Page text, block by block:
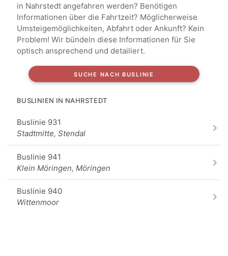
in Nahrstedt angefahren werden? Benötigen
Informationen über die Fahrtzeit? Möglicherweise
Umsteigemöglichkeiten, Abfahrt oder Ankunft? Kein
Problem! Wir bündeln diese Informationen für Sie
optisch ansprechend und detailiert.
SUCHE NACH BUSLINIE
BUSLINIEN IN NAHRSTEDT
Buslinie 931
Stadtmitte, Stendal
Buslinie 941
Klein Möringen, Möringen
Buslinie 940
Wittenmoor